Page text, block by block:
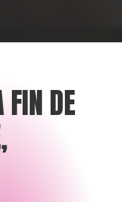
FIN DE